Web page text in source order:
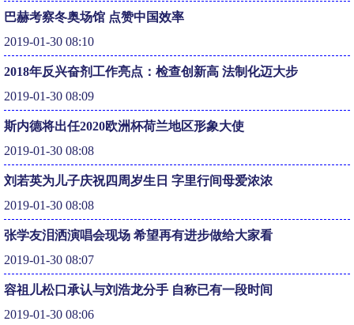
巴赫考察冬奥场馆 点赞中国效率
2019-01-30 08:10
2018年反兴奋剂工作亮点：检查创新高 法制化迈大步
2019-01-30 08:09
斯内德将出任2020欧洲杯荷兰地区形象大使
2019-01-30 08:08
刘若英为儿子庆祝四周岁生日 字里行间母爱浓浓
2019-01-30 08:08
张学友泪洒演唱会现场 希望再有进步做给大家看
2019-01-30 08:07
容祖儿松口承认与刘浩龙分手 自称已有一段时间
2019-01-30 08:06